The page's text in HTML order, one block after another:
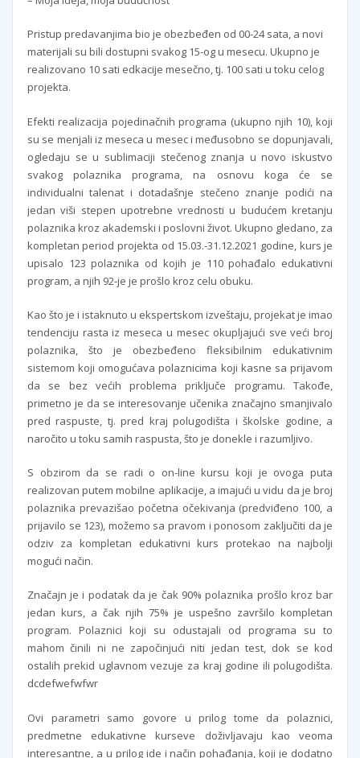
Pristup predavanjima bio je obezbeđen od 00-24 sata, a novi
materijali su bili dostupni svakog 15-og u mesecu. Ukupno je
realizovano 10 sati edkacije mesečno, tj. 100 sati u toku celog
projekta.
Efekti realizacija pojedinačnih programa (ukupno njih 10), koji
su se menjali iz meseca u mesec i međusobno se dopunjavali,
ogledaju se u sublimaciji stečenog znanja u novo iskustvo
svakog polaznika programa, na osnovu koga će se
individualni talenat i dotadašnje stečeno znanje podići na
jedan viši stepen upotrebne vrednosti u budućem kretanju
polaznika kroz akademski i poslovni život. Ukupno gledano, za
kompletan period projekta od 15.03.-31.12.2021 godine, kurs je
upisalo 123 polaznika od kojih je 110 pohađalo edukativni
program, a njih 92-je je prošlo kroz celu obuku.
Kao što je i istaknuto u ekspertskom izveštaju, projekat je imao
tendenciju rasta iz meseca u mesec okupljajući sve veći broj
polaznika, što je obezbeđeno fleksibilnim edukativnim
sistemom koji omogućava polaznicima koji kasne sa prijavom
da se bez većih problema priključe programu. Takođe,
primetno je da se interesovanje učenika značajno smanjivalo
pred raspuste, tj. pred kraj polugodišta i školske godine, a
naročito u toku samih raspusta, što je donekle i razumljivo.
S obzirom da se radi o on-line kursu koji je ovoga puta
realizovan putem mobilne aplikacije, a imajući u vidu da je broj
polaznika prevazišao početna očekivanja (predviđeno 100, a
prijavilo se 123), možemo sa pravom i ponosom zaključiti da je
odziv za kompletan edukativni kurs protekao na najbolji
mogući način.
Značajn je i podatak da je čak 90% polaznika prošlo kroz bar
jedan kurs, a čak njih 75% je uspešno završilo kompletan
program. Polaznici koji su odustajali od programa su to
mahom činili ni ne započinjući niti jedan test, dok se kod
ostalih prekid uglavnom vezuje za kraj godine ili polugodišta.
dcdefwefwfwr
Ovi parametri samo govore u prilog tome da polaznici,
predmetne edukativne kurseve doživljavaju kao veoma
interesantne, a u prilog ide i način pohađanja, koji je dodatno